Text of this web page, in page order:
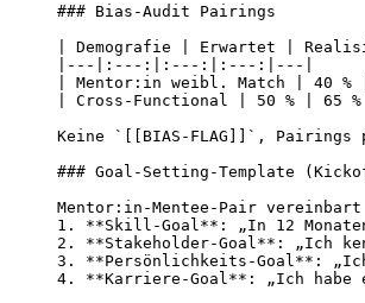
### Bias-Audit Pairings
| Demografie | Erwartet |
|---|:---:|:---:|:---:|---|
| Mentor:in weibl. Match | 40 %
| Cross-Functional | 50 % | 65
Keine `[[BIAS-FLAG]]`, Pairings
### Goal-Setting-Template
Mentor:in-Mentee-Pair vereinbart
1. **Skill-Goal**: „In 12
2. **Stakeholder-Goal**: „Ich
3. **Persönlichkeits-Goal**:
4. **Karriere-Goal**: „Ich habe